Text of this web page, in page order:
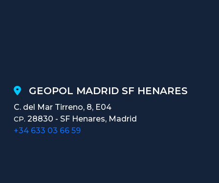
GEOPOL MADRID SF HENARES
C. del Mar Tirreno, 8, E04
CP. 28830 - SF Henares, Madrid
+34 633 03 66 59